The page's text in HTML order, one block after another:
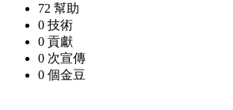
72 幫助
0 技術
0 貢獻
0 次宣傳
0 個金豆